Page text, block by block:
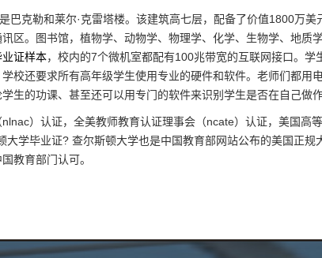
巴克勒和莱尔·克雷塔楼。该建筑高七层，配备了价值1800万美
区。图书馆，植物学、动物学、物理学、化学、生物学、地质
证样本，校内的7个微机室都配有100兆带宽的互联网接口。学
校还要求所有高年级学生使用专业的硬件和软件。老师们都用
生的功课、甚至还可以用专门的软件来识别学生是否在自己做作
）认证，全美教师教育认证理事会（ncate）认证，美国高
大学毕业证? 查尔斯顿大学也是中国教育部网站公布的美国正规
教育部门认可。